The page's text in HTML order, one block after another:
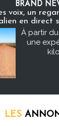
BRAND
voix, un
en direct
À partir
une
LES